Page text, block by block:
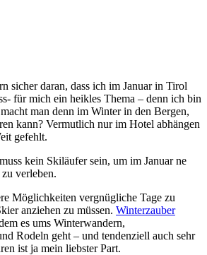
sicher daran, dass ich im Januar in Tirol
für mich ein heikles Thema – denn ich bin
man denn im Winter in den Bergen,
kann? Vermutlich nur im Hotel abhängen
gefehlt.
kein Skiläufer sein, um im Januar ne
verleben.
Möglichkeiten vergnügliche Tage zu
anziehen zu müssen. Winterzauber
es ums Winterwandern,
Rodeln geht – und tendenziell auch sehr
ist ja mein liebster Part.